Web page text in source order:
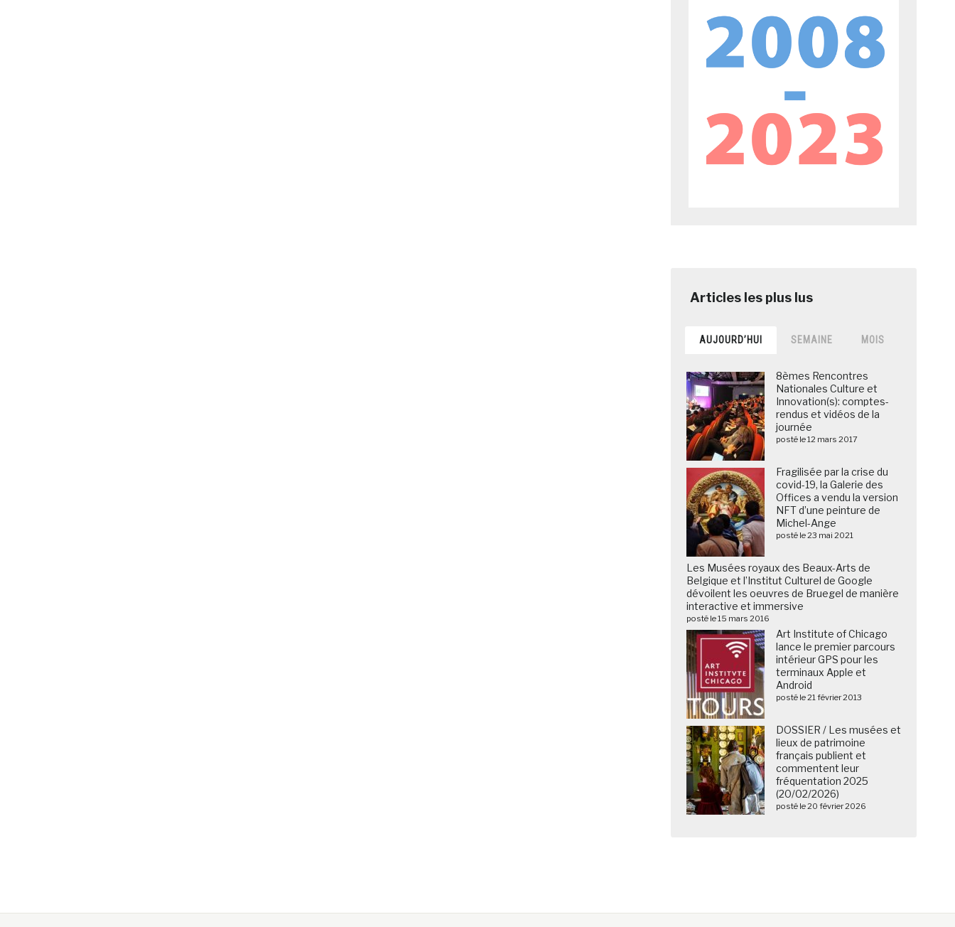
AUJOURD’HUI SEMAINE MOIS
8èmes Rencontres
Nationales Culture et
Innovation(s): comptes-
rendus et vidéos de la
journée
posté le 12 mars 2017
Fragilisée par la crise du
covid-19, la Galerie des
Offices a vendu la version
NFT d’une peinture de
Michel-Ange
posté le 23 mai 2021
Les Musées royaux des Beaux-Arts de
Belgique et l’Institut Culturel de Google
dévoilent les oeuvres de Bruegel de manière
interactive et immersive
posté le 15 mars 2016
Art Institute of Chicago
lance le premier parcours
intérieur GPS pour les
terminaux Apple et
Android
posté le 21 février 2013
DOSSIER / Les musées et
lieux de patrimoine
français publient et
commentent leur
fréquentation 2025
(20/02/2026)
posté le 20 février 2026